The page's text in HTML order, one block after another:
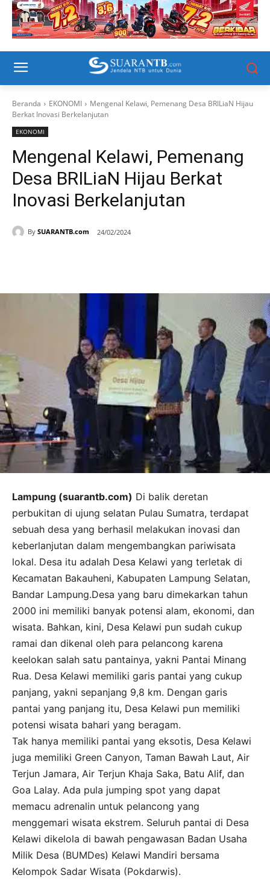
Beranda EKONOMI
Mengenal Kelawi, Pemenang Desa BRILiaN Hijau
Berkat Inovasi Berkelanjutan
EKONOMI
Mengenal Kelawi, Pemenang
Desa BRILiaN Hijau Berkat
Inovasi Berkelanjutan
By SUARANTB.com 24/02/2024
Lampung (suarantb.com) Di balik deretan
perbukitan di ujung selatan Pulau Sumatra, terdapat
sebuah desa yang berhasil melakukan inovasi dan
keberlanjutan dalam mengembangkan pariwisata
lokal. Desa itu adalah Desa Kelawi yang terletak di
Kecamatan Bakauheni, Kabupaten Lampung Selatan,
Bandar Lampung.Desa yang baru dimekarkan tahun
2000 ini memiliki banyak potensi alam, ekonomi, dan
wisata. Bahkan, kini, Desa Kelawi pun sudah cukup
ramai dan dikenal oleh para pelancong karena
keelokan salah satu pantainya, yakni Pantai Minang
Rua. Desa Kelawi memiliki garis pantai yang cukup
panjang, yakni sepanjang 9,8 km. Dengan garis
pantai yang panjang itu, Desa Kelawi pun memiliki
potensi wisata bahari yang beragam.
Tak hanya memiliki pantai yang eksotis, Desa Kelawi
juga memiliki Green Canyon, Taman Bawah Laut, Air
Terjun Jamara, Air Terjun Khaja Saka, Batu Alif, dan
Goa Lalay. Ada pula jumping spot yang dapat
memacu adrenalin untuk pelancong yang
menggemari wisata ekstrem. Seluruh pantai di Desa
Kelawi dikelola di bawah pengawasan Badan Usaha
Milik Desa (BUMDes) Kelawi Mandiri bersama
Kelompok Sadar Wisata (Pokdarwis).